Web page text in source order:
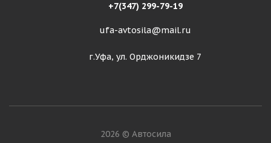
+7(347) 299-79-19
ufa-avtosila@mail.ru
г.Уфа, ул. Орджоникидзе 7
2026 © Автосила